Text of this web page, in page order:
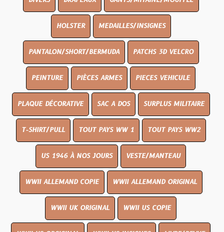
HOLSTER MEDAILLES/INSIGNES
PANTALON/SHORT/BERMUDA PATCHS 3D VELCRO
PEINTURE PIÈCES ARMES PIECES VEHICULE
PLAQUE DÉCORATIVE SAC A DOS SURPLUS MILITAIRE
T-SHIRT/PULL TOUT PAYS WW 1 TOUT PAYS WW2
US 1946 À NOS JOURS VESTE/MANTEAU
WWII ALLEMAND COPIE WWII ALLEMAND ORIGINAL
WWII UK ORIGINAL WWII US COPIE